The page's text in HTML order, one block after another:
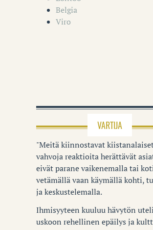
Belgia
Viro
VARTIJA
"Meitä kiinnostavat
vahvoja reaktioita herättävät
eivät parane vaikenemalla tai
vetämällä vaan käymällä kohti,
ja keskustelemalla.
Ihmisyyteen kuuluu hävytön
uskoon rehellinen epäilys ja